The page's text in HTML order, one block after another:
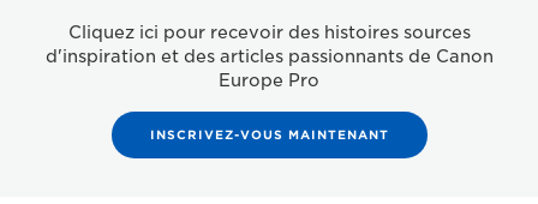
Cliquez ici pour recevoir des histoires sources
d'inspiration et des articles passionnants de Canon
Europe Pro
INSCRIVEZ-VOUS MAINTENANT